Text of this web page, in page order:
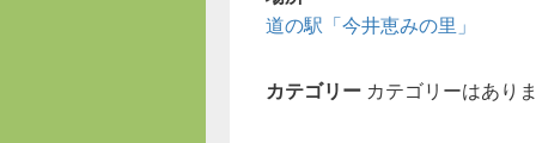
道の駅「今井恵みの里」
カテゴリー カテゴリーはあり